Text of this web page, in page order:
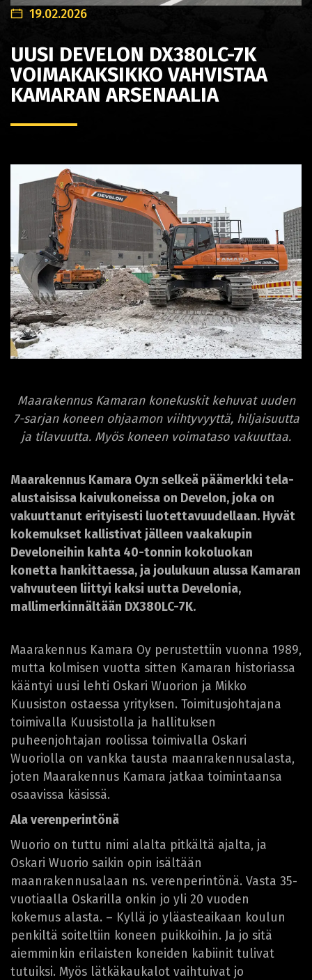
19.02.2026
UUSI DEVELON DX380LC-7K
VOIMAKAKSIKKO VAHVISTAA
KAMARAN ARSENAALIA
Maarakennus Kamaran konekuskit kehuvat uuden
7-sarjan koneen ohjaamon viihtyvyyttä, hiljaisuutta
ja tilavuutta. Myös koneen voimataso vakuuttaa.
Maarakennus Kamara Oy:n selkeä päämerkki tela-
alustaisissa kaivukoneissa on Develon, joka on
vakuuttanut erityisesti luotettavuudellaan. Hyvät
kokemukset kallistivat jälleen vaakakupin
Develoneihin kahta 40-tonnin kokoluokan
konetta hankittaessa, ja joulukuun alussa Kamaran
vahvuuteen liittyi kaksi uutta Develonia,
mallimerkinnältään DX380LC-7K.
Maarakennus Kamara Oy perustettiin vuonna 1989,
mutta kolmisen vuotta sitten Kamaran historiassa
kääntyi uusi lehti Oskari Wuorion ja Mikko
Kuusiston ostaessa yrityksen. Toimitusjohtajana
toimivalla Kuusistolla ja hallituksen
puheenjohtajan roolissa toimivalla Oskari
Wuoriolla on vankka tausta maanrakennusalasta,
joten Maarakennus Kamara jatkaa toimintaansa
osaavissa käsissä.
Ala verenperintönä
Wuorio on tuttu nimi alalta pitkältä ajalta, ja
Oskari Wuorio saikin opin isältään
maanrakennusalaan ns. verenperintönä. Vasta 35-
vuotiaalla Oskarilla onkin jo yli 20 vuoden
kokemus alasta. – Kyllä jo yläasteaikaan koulun
penkiltä soiteltiin koneen puikkoihin. Ja jo sitä
aiemminkin erilaisten koneiden kabiinit tulivat
tutuiksi. Myös lätkäkaukalot vaihtuivat jo